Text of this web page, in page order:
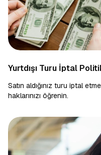
Yurtdışı Turu İptal
Satın aldığınız turu iptal
haklarınızı öğrenin.